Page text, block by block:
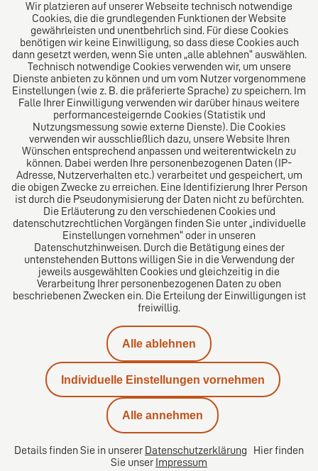
Über uns
Das Kanzlei-Vertrauensnetzwerk. Aus Europa für die
Welt. Für den erfolgreichen Mittelstand.
Folgen Sie uns auf
Das europäische Kanzlei-Netzwerk
Datenschutz
Wir platzieren auf unserer Webseite technisch notwendige
Cookies, die die grundlegenden Funktionen der Website
gewährleisten und unentbehrlich sind. Für diese Cookies
benötigen wir keine Einwilligung, so dass diese Cookies auch
dann gesetzt werden, wenn Sie unten „alle ablehnen“ auswählen.
Technisch notwendige Cookies verwenden wir, um unsere
Dienste anbieten zu können und um vom Nutzer vorgenommene
Einstellungen (wie z. B. die präferierte Sprache) zu speichern. Im
Falle Ihrer Einwilligung verwenden wir darüber hinaus weitere
performancesteigernde Cookies (Statistik und
Nutzungsmessung sowie externe Dienste). Die Cookies
verwenden wir ausschließlich dazu, unsere Website Ihren
Wünschen entsprechend anpassen und weiterentwickeln zu
können. Dabei werden Ihre personenbezogenen Daten (IP-
Adresse, Nutzerverhalten etc.) verarbeitet und gespeichert, um
die obigen Zwecke zu erreichen. Eine Identifizierung Ihrer Person
ist durch die Pseudonymisierung der Daten nicht zu befürchten.
Die Erläuterung zu den verschiedenen Cookies und
datenschutzrechtlichen Vorgängen finden Sie unter „individuelle
Einstellungen vornehmen“ oder in unseren
Datenschutzhinweisen. Durch die Betätigung eines der
untenstehenden Buttons willigen Sie in die Verwendung der
jeweils ausgewählten Cookies und gleichzeitig in die
Verarbeitung Ihrer personenbezogenen Daten zu oben
beschriebenen Zwecken ein. Die Erteilung der Einwilligungen ist
freiwillig.
Alle ablehnen
Individuelle Einstellungen vornehmen
Alle annehmen
Details finden Sie in unserer Datenschutzerklärung Hier finden
Sie unser Impressum